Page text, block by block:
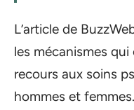
L’article de
les mécanismes
recours aux soins
hommes et